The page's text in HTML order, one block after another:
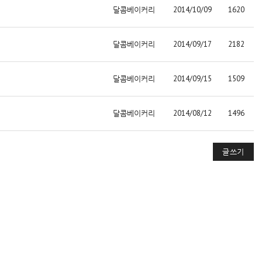
달콤베이커리 2014/10/09 1620
달콤베이커리 2014/09/17 2182
달콤베이커리 2014/09/15 1509
달콤베이커리 2014/08/12 1496
글쓰기